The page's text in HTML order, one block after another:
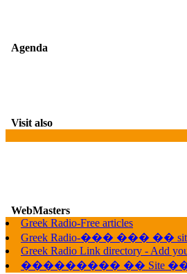
Agenda
Visit also
WebMasters
Greek Radio-Free articles
Greek Radio-��� ��� ��
Greek Radio Link directory - Add
��������� �� Site